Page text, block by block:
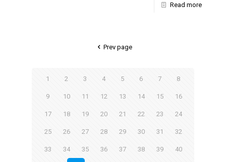
Read more
Prev page
1 2 3 4 5 6 7 8
9 10 11 12 13 14 15 16
17 18 19 20 21 22 23 24
25 26 27 28 29 30 31 32
33 34 35 36 37 38 39 40